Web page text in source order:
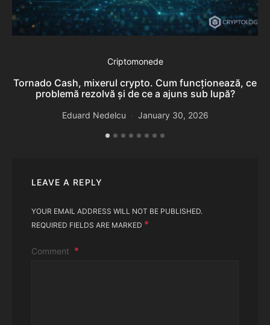
Criptomonede
Tornado Cash, mixerul crypto. Cum funcționează, ce
problemă rezolvă și de ce a ajuns sub lupă?
Eduard Nedelcu January 30, 2026
LEAVE A REPLY
YOUR EMAIL ADDRESS WILL NOT BE PUBLISHED.
REQUIRED FIELDS ARE MARKED *
Comment